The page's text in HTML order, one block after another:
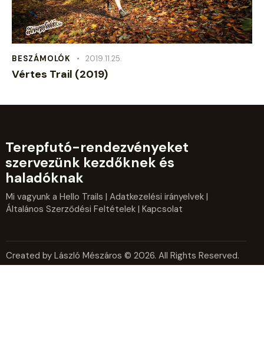
BESZÁMOLÓK 2019.11.25.
Vértes Trail (2019)
Terepfutó-rendezvényeket
szervezünk kezdőknek és
haladóknak
Mi vagyunk a Hello Trails | Adatkezelési irányelvek |
Általános Szerződési Feltételek | Kapcsolat
Created by László Mészáros © 2026. All Rights Reserved.